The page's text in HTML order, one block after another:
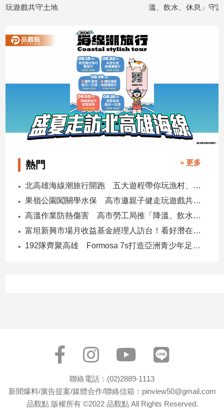
音
專
體
【我
的
觀
溫、飲水、休息」守護勞工
青少年
熱門 » 更多
北高雄海線潮旅行開跑 五大遊程帶你玩漁村、賞生態、品海味
果嶺公園闖關學水保 高市邀親子健走玩遊戲共守土地
高溫作業防熱傷害 高市勞工局推「降溫、飲水、休息」守護勞工
富坦新興市場月收益基金經理人訪台！看好潛在貨幣升值空間 點名5大主題
192隊齊聚高雄 Formosa 7s打造亞洲青少年足球交流平台
聯絡電話：(02)2889-1113
新聞爆料/廣告提案/媒體合作/聯絡信箱：pinview50@gmail.com
品觀點 版權所有 ©2022 品觀點 All Rights Reserved.